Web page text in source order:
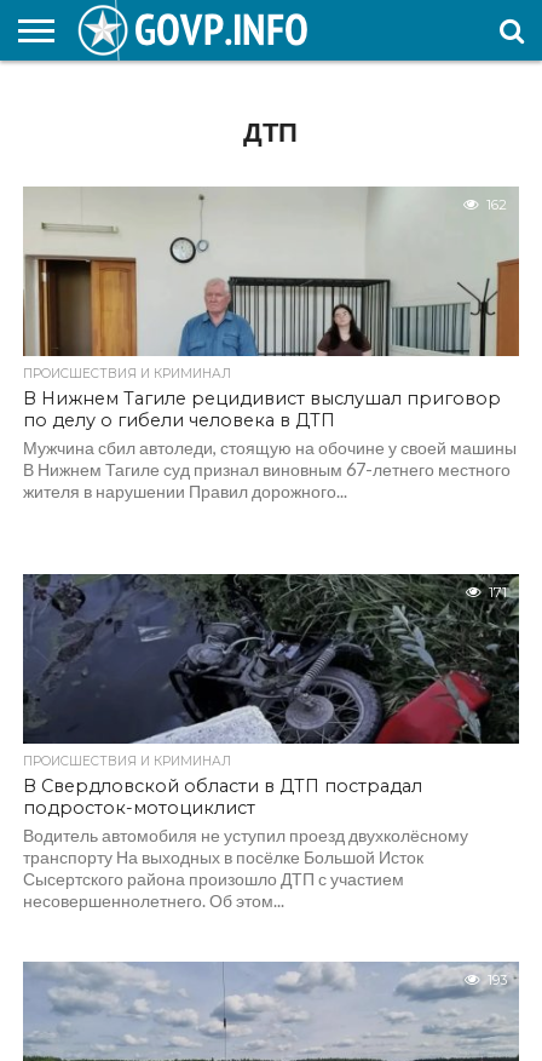
ДТП
162
ПРОИСШЕСТВИЯ И КРИМИНАЛ
В Нижнем Тагиле рецидивист выслушал приговор
по делу о гибели человека в ДТП
Мужчина сбил автоледи, стоящую на обочине у своей машины
В Нижнем Тагиле суд признал виновным 67-летнего местного
жителя в нарушении Правил дорожного...
171
ПРОИСШЕСТВИЯ И КРИМИНАЛ
В Свердловской области в ДТП пострадал
подросток-мотоциклист
Водитель автомобиля не уступил проезд двухколёсному
транспорту На выходных в посёлке Большой Исток
Сысертского района произошло ДТП с участием
несовершеннолетнего. Об этом...
193